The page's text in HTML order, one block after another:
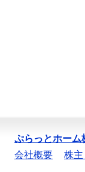
ぷらっとホーム
会社概要
株主